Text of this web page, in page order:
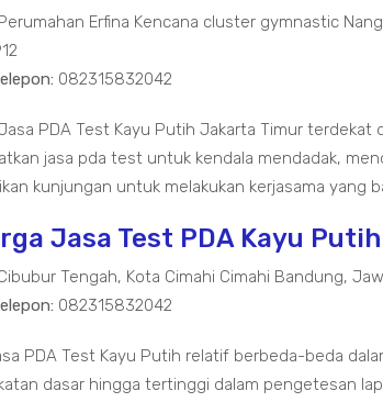
Erfina Kencana cluster gymnastic
082315832042
PDA Test Kayu Putih Jakarta Timur
jasa pda test untuk kendala mendadak,
kunjungan untuk melakukan kerjasama yang
Jasa Test PDA Kayu Putih
Tengah, Kota Cimahi Cimahi Bandung,
082315832042
PDA Test Kayu Putih relatif berbeda-beda
dasar hingga tertinggi dalam pengetesan